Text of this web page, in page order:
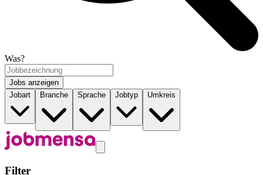
Was?
Jobs anzeigen
Jobart
Branche Sprache Jobtyp Umkreis
Filter